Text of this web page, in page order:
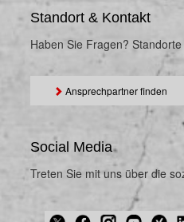
Standort & Kontakt
Haben Sie Fragen?
Ansprechpartner finden
Social Media
Treten Sie mit uns über die